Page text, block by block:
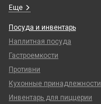
Еще
Посуда и инвентарь
Наплитная посуда
Гастроемкости
Противни
Кухонные принадлежности
Инвентарь для пиццерии